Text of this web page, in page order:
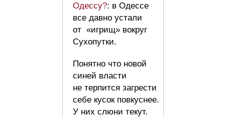
Одессу?: в Одессе
все давно устали
от «игрищ» вокруг
Сухопутки.
Понятно что новой
синей власти
не терпится загрести
себе кусок повкуснее.
У них слюни текут.